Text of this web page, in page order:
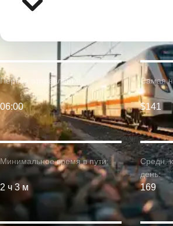
Минимальное время в пути:
2 ч 3 м
Первое отправление:
06:00
Самая
$141
Средн.
день:
169